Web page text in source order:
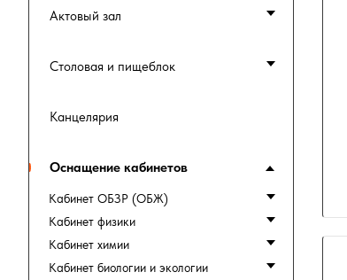
Актовый зал
Столовая и пищеблок
Канцелярия
Оснащение кабинетов
Кабинет ОБЗР (ОБЖ)
Кабинет физики
Кабинет химии
Кабинет биологии и экологии